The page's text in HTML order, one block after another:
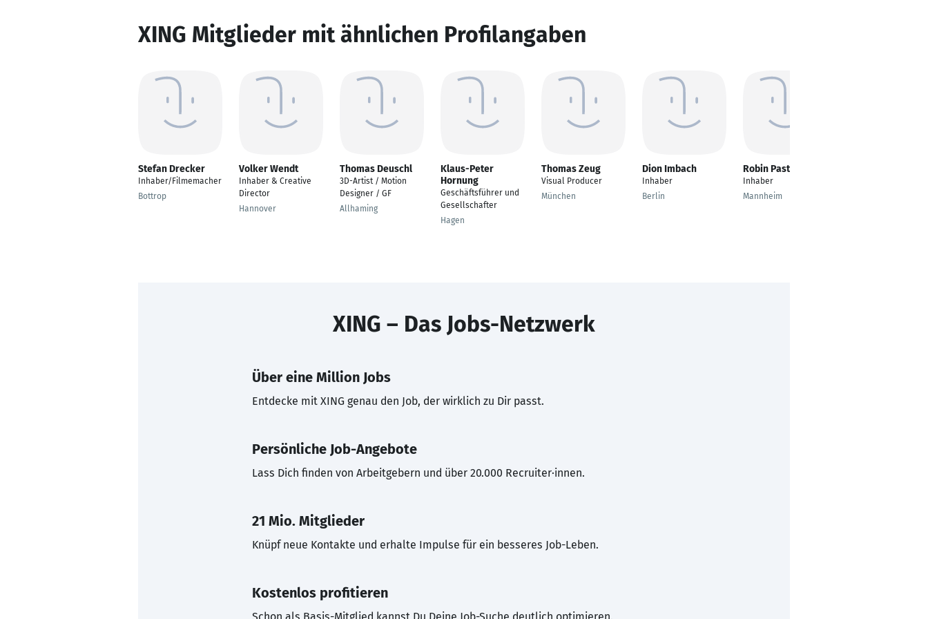
XING Mitglieder mit ähnlichen Profilangaben
Stefan Drecker
Inhaber/Filmemacher
Bottrop
Volker Wendt
Inhaber & Creative
Director
Hannover
Thomas Deuschl
3D-Artist / Motion
Designer / GF
Allhaming
Klaus-Peter
Hornung
Geschäftsführer und
Gesellschafter
Hagen
Thomas Zeug
Visual Producer
München
Dion Imbach
Inhaber
Berlin
Robin Pastyr
Inhaber
Mannheim
XING – Das Jobs-Netzwerk
Über eine Million Jobs
Entdecke mit XING genau den Job, der wirklich zu Dir passt.
Persönliche Job-Angebote
Lass Dich finden von Arbeitgebern und über 20.000 Recruiter·innen.
21 Mio. Mitglieder
Knüpf neue Kontakte und erhalte Impulse für ein besseres Job-Leben.
Kostenlos profitieren